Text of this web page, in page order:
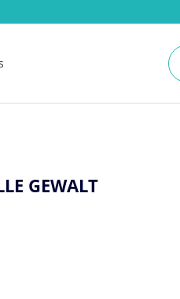
GEWALT